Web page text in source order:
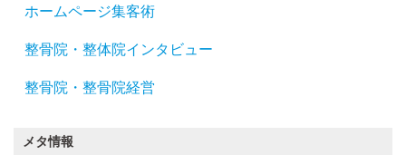
ホームページ集客術
整骨院・整体院インタビュー
整骨院・整骨院経営
メタ情報